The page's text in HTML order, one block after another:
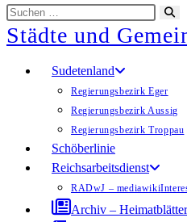
Diese
Website
durchsuchen
Städte und
Sudetenland
Regierungsbezirk Eger
Regierungsbezirk Aussig
Regierungsbezirk Troppau
Schöberlinie
Reichsarbeitsdienst
RADwJ – mediawiki
Archiv – Heimatblätter